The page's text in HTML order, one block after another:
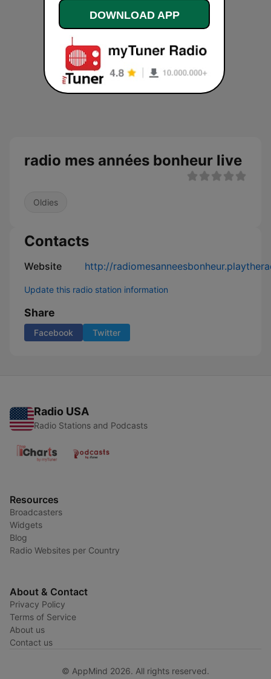
radio mes années bonheur live
Oldies
Contacts
Website http://
Update this radio station information
Share
Facebook Twitter
Radio USA
Radio Stations and Podcasts
Resources
Broadcasters
Widgets
Blog
Radio Websites per Country
About & Contact
Privacy Policy
Terms of Service
About us
Contact us
© AppMind 2026. All rights reserved.
DOWNLOAD APP